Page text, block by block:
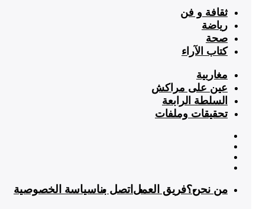
ثقافة و فن
رياضة
صحة
كتاب الآراء
مغاربية
عين على مراكش
السلطة الرابعة
تحقيقات وملفات
من نحن؟فريق العمل اتصل بناسياسة الخصوصية